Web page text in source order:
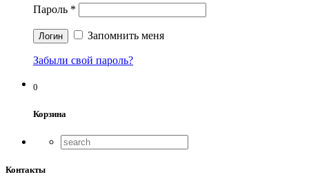
Пароль *
Запомнить меня
Забыли свой пароль?
0
Корзина
Контакты